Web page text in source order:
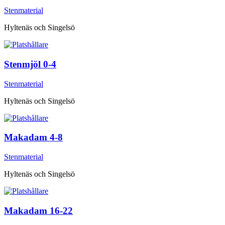
Stenmaterial
Hyltenäs och Singelsö
Stenmjöl 0-4
Stenmaterial
Hyltenäs och Singelsö
Makadam 4-8
Stenmaterial
Hyltenäs och Singelsö
Makadam 16-22